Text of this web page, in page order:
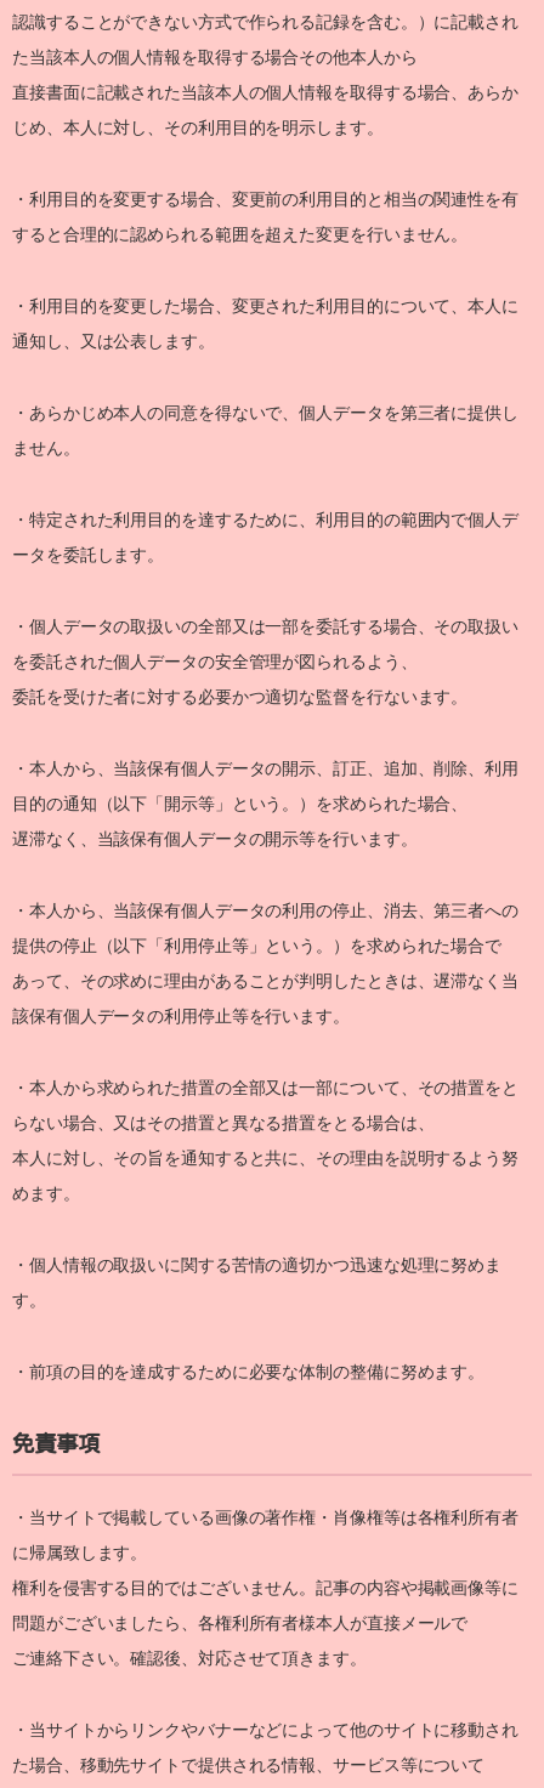
認識することができない方式で作られる記録を含む。）に記載され
た当該本人の個人情報を取得する場合その他本人から
直接書面に記載された当該本人の個人情報を取得する場合、あらか
じめ、本人に対し、その利用目的を明示します。
・利用目的を変更する場合、変更前の利用目的と相当の関連性を有
すると合理的に認められる範囲を超えた変更を行いません。
・利用目的を変更した場合、変更された利用目的について、本人に
通知し、又は公表します。
・あらかじめ本人の同意を得ないで、個人データを第三者に提供し
ません。
・特定された利用目的を達するために、利用目的の範囲内で個人デ
ータを委託します。
・個人データの取扱いの全部又は一部を委託する場合、その取扱い
を委託された個人データの安全管理が図られるよう、
委託を受けた者に対する必要かつ適切な監督を行ないます。
・本人から、当該保有個人データの開示、訂正、追加、削除、利用
目的の通知（以下「開示等」という。）を求められた場合、
遅滞なく、当該保有個人データの開示等を行います。
・本人から、当該保有個人データの利用の停止、消去、第三者への
提供の停止（以下「利用停止等」という。）を求められた場合で
あって、その求めに理由があることが判明したときは、遅滞なく当
該保有個人データの利用停止等を行います。
・本人から求められた措置の全部又は一部について、その措置をと
らない場合、又はその措置と異なる措置をとる場合は、
本人に対し、その旨を通知すると共に、その理由を説明するよう努
めます。
・個人情報の取扱いに関する苦情の適切かつ迅速な処理に努めま
す。
・前項の目的を達成するために必要な体制の整備に努めます。
免責事項
・当サイトで掲載している画像の著作権・肖像権等は各権利所有者
に帰属致します。
権利を侵害する目的ではございません。記事の内容や掲載画像等に
問題がございましたら、各権利所有者様本人が直接メールで
ご連絡下さい。確認後、対応させて頂きます。
・当サイトからリンクやバナーなどによって他のサイトに移動され
た場合、移動先サイトで提供される情報、サービス等について